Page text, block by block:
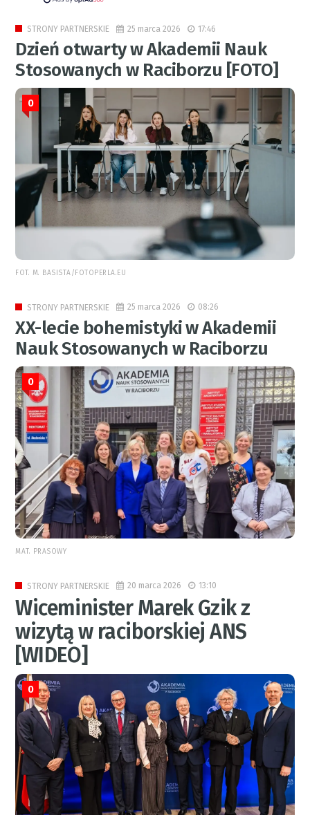
STRONY PARTNERSKIE 25 marca 2026 17:46
Dzień otwarty w Akademii Nauk
Stosowanych w Raciborzu [FOTO]
0
FOT. M. BASISTA/FOTOPERLA.EU
STRONY PARTNERSKIE 25 marca 2026 08:26
XX-lecie bohemistyki w Akademii
Nauk Stosowanych w Raciborzu
0
MAT. PRASOWY
STRONY PARTNERSKIE 20 marca 2026 13:10
Wiceminister Marek Gzik z
wizytą w raciborskiej ANS
[WIDEO]
0